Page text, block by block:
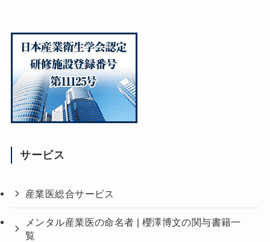
サービス
産業医総合サービス
メンタル産業医の命名者 | 櫻澤博文の関与書籍一
覧